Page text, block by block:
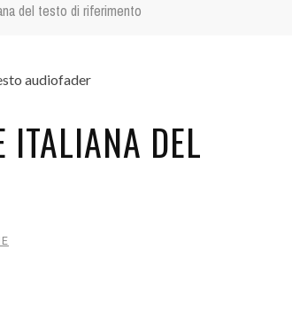
del testo di riferimento
ITALIANA DEL